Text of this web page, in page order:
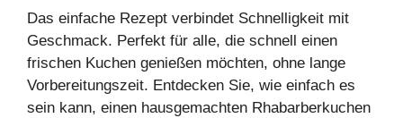
Das einfache Rezept verbindet Schnelligkeit mit
Geschmack. Perfekt für alle, die schnell einen
frischen Kuchen genießen möchten, ohne lange
Vorbereitungszeit. Entdecken Sie, wie einfach es
sein kann, einen hausgemachten Rhabarberkuchen